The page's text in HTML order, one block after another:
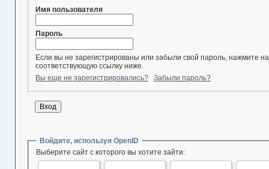
Имя пользователя
Пароль
Если вы не зарегистрированы или забыли свой пароль, нажмите на
соответствующую ссылку ниже.
Вы еще не зарегистрировались?
Забыли пароль?
Войдите, используя OpenID
Выберите сайт с которого вы хотите зайти: